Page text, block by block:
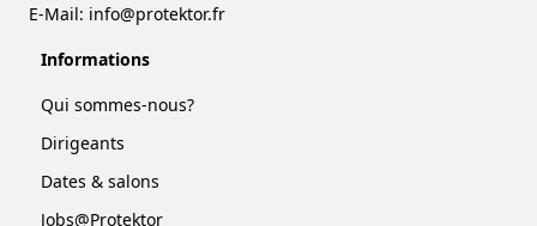
E-Mail: info@protektor.fr
Informations
Qui sommes-nous?
Dirigeants
Dates & salons
Jobs@Protektor